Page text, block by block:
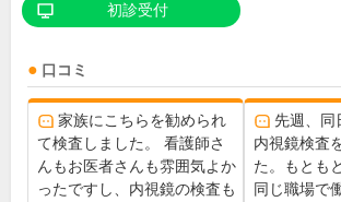
初診受付
口コミ
家族にこちらを勧められ
て検査しました。 看護師さ
んもお医者さんも雰囲気よか
ったですし、内視鏡の検査も
先週、同
内視鏡検査
た。もとも
同じ職場で